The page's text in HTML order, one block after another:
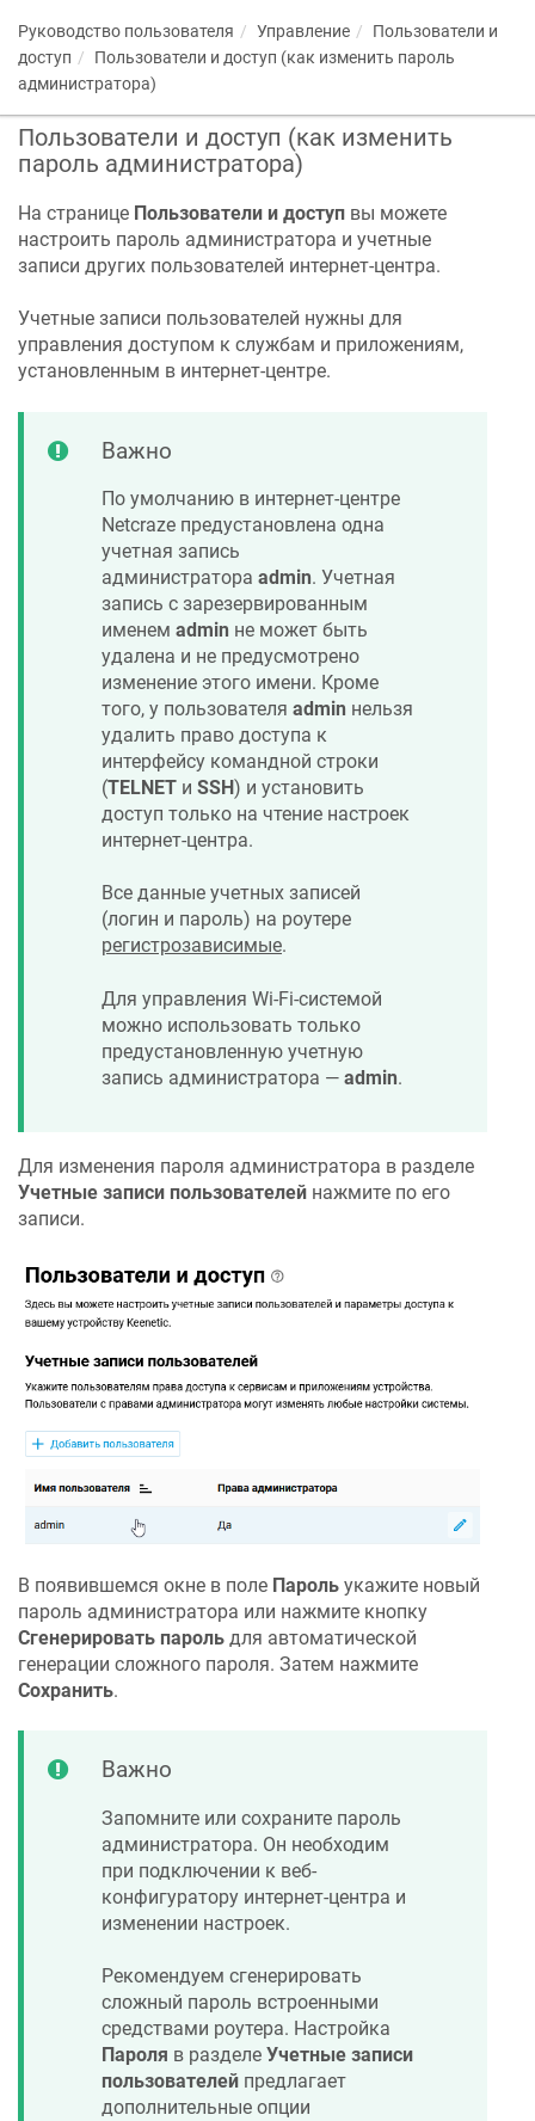
Руководство пользователя Управление
Пользователи и
доступ
Пользователи и доступ (как изменить пароль
администратора)
Пользователи и доступ (как изменить
пароль администратора)
На странице Пользователи и доступ вы можете
настроить пароль администратора и учетные
записи других пользователей интернет-центра.
Учетные записи пользователей нужны для
управления доступом к службам и приложениям,
установленным в интернет-центре.
Важно
По умолчанию в интернет-центре
Netcraze предустановлена одна
учетная запись
администратора admin. Учетная
запись с зарезервированным
именем admin не может быть
удалена и не предусмотрено
изменение этого имени. Кроме
того, у пользователя admin нельзя
удалить право доступа к
интерфейсу командной строки
(TELNET и SSH) и установить
доступ только на чтение настроек
интернет-центра.
Все данные учетных записей
(логин и пароль) на роутере
регистрозависимые.
Для управления Wi-Fi-системой
можно использовать только
предустановленную учетную
запись администратора — admin.
Для изменения пароля администратора в разделе
Учетные записи пользователей нажмите по его
записи.
В появившемся окне в поле Пароль укажите новый
пароль администратора или нажмите кнопку
Сгенерировать пароль для автоматической
генерации сложного пароля. Затем нажмите
Сохранить.
Важно
Запомните или сохраните пароль
администратора. Он необходим
при подключении к веб-
конфигуратору интернет-центра и
изменении настроек.
Рекомендуем сгенерировать
сложный пароль встроенными
средствами роутера. Настройка
Пароля в разделе Учетные записи
пользователей предлагает
дополнительные опции